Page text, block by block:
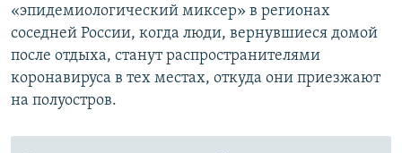
«эпидемиологический миксер» в регионах
соседней России, когда люди, вернувшиеся домой
после отдыха, станут распространителями
коронавируса в тех местах, откуда они приезжают
на полуостров.